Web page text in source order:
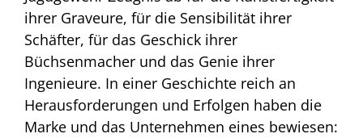
ihrer Graveure, für die Sensibilität ihrer
Schäfter, für das Geschick ihrer
Büchsenmacher und das Genie ihrer
Ingenieure. In einer Geschichte reich an
Herausforderungen und Erfolgen haben die
Marke und das Unternehmen eines bewiesen: